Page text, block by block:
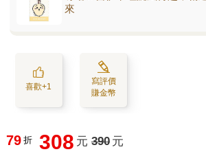
來
喜歡+1
寫評價
賺金幣
79 折 308 元 390 元